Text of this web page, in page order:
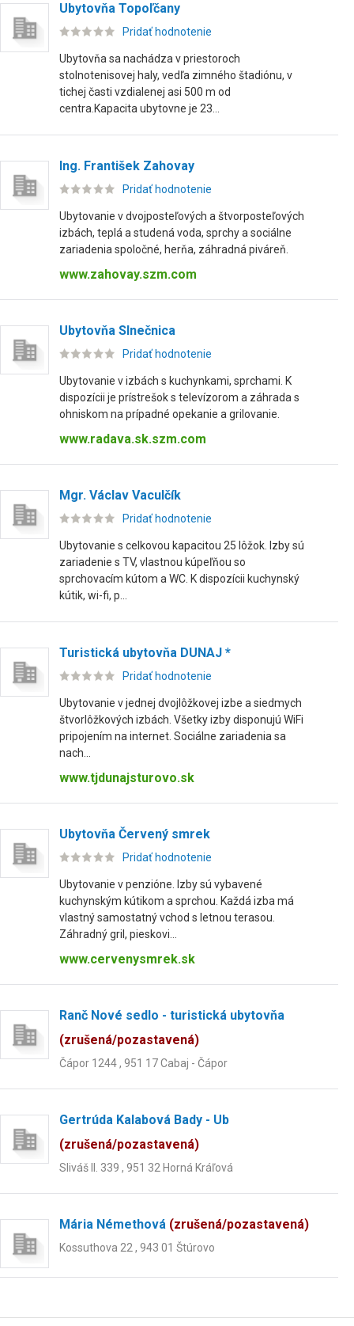
Ubytovňa Topoľčany
Pridať hodnotenie
Ubytovňa sa nachádza v priestoroch
stolnotenisovej haly, vedľa zimného štadiónu, v
tichej časti vzdialenej asi 500 m od
centra.Kapacita ubytovne je 23...
Ing. František Zahovay
Pridať hodnotenie
Ubytovanie v dvojposteľových a štvorposteľových
izbách, teplá a studená voda, sprchy a sociálne
zariadenia spoločné, herňa, záhradná piváreň.
www.zahovay.szm.com
Ubytovňa Slnečnica
Pridať hodnotenie
Ubytovanie v izbách s kuchynkami, sprchami. K
dispozícii je prístrešok s televízorom a záhrada s
ohniskom na prípadné opekanie a grilovanie.
www.radava.sk.szm.com
Mgr. Václav Vaculčík
Pridať hodnotenie
Ubytovanie s celkovou kapacitou 25 lôžok. Izby sú
zariadenie s TV, vlastnou kúpeľňou so
sprchovacím kútom a WC. K dispozícii kuchynský
kútik, wi-fi, p...
Turistická ubytovňa DUNAJ *
Pridať hodnotenie
Ubytovanie v jednej dvojlôžkovej izbe a siedmych
štvorlôžkových izbách. Všetky izby disponujú WiFi
pripojením na internet. Sociálne zariadenia sa
nach...
www.tjdunajsturovo.sk
Ubytovňa Červený smrek
Pridať hodnotenie
Ubytovanie v penzióne. Izby sú vybavené
kuchynským kútikom a sprchou. Každá izba má
vlastný samostatný vchod s letnou terasou.
Záhradný gril, pieskovi...
www.cervenysmrek.sk
Ranč Nové sedlo - turistická ubytovňa
(zrušená/pozastavená)
Čápor 1244 , 951 17 Cabaj - Čápor
Gertrúda Kalabová Bady - Ub
(zrušená/pozastavená)
Sliváš II. 339 , 951 32 Horná Kráľová
Mária Némethová (zrušená/pozastavená)
Kossuthova 22 , 943 01 Štúrovo